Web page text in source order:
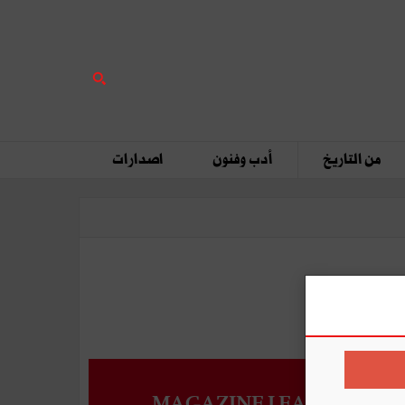
من التاريخ أدب وفنون اصدارات